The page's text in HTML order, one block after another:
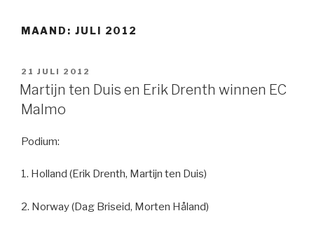
MAAND: JULI 2012
GEPLAATST
OP
21 JULI 2012
Martijn ten Duis en Erik Drenth winnen EC
Malmo
Podium:
1. Holland (Erik Drenth, Martijn ten Duis)
2. Norway (Dag Briseid, Morten Håland)